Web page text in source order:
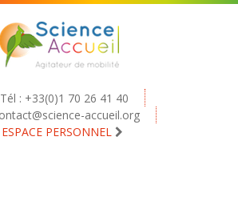
Tél : +33(0)1 70 26 41 40
accueil.org
ESPACE PERSONNEL